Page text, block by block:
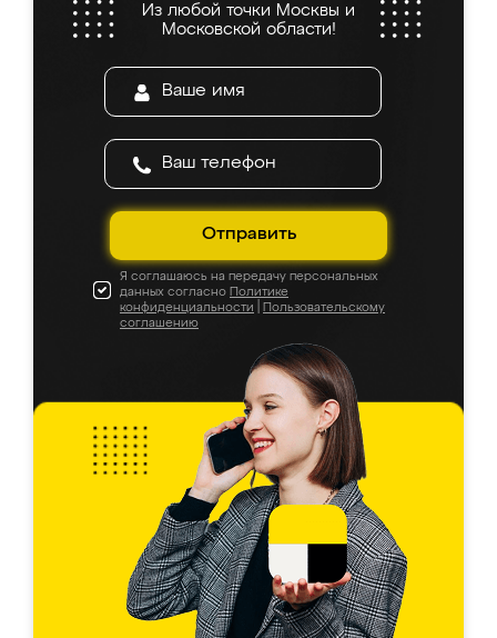
Из любой точки Москвы и
Московской области!
Отправить
Я соглашаюсь на передачу персональных
данных согласно Политике
конфиденциальности
Пользовательскому
соглашению